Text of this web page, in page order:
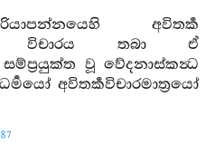
අවිතර්‍ක
වූ විචාරය තබා ඒ
සම්ප්‍රයුක්ත වූ වේදනාස්කන්‍ධ
අවිතර්‍කවිචාරමාත්‍රයෝ